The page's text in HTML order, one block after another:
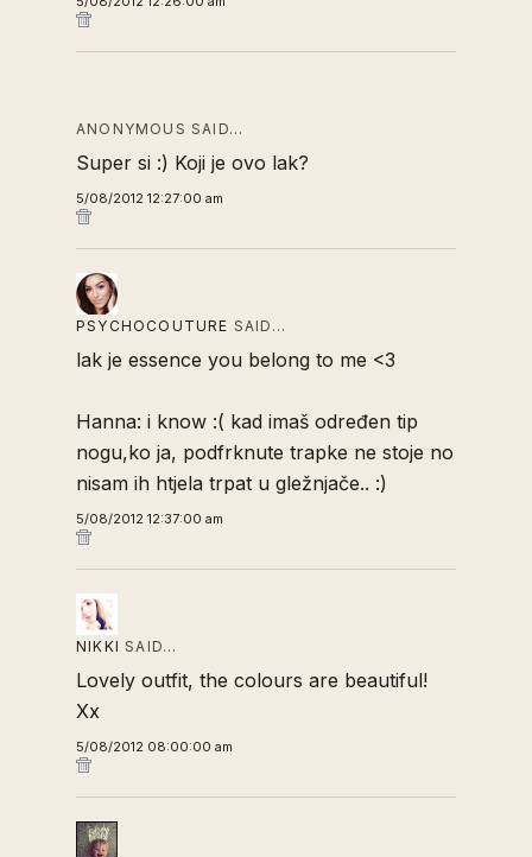
ANONYMOUS SAID…
Super si :) Koji je ovo lak?
5/08/2012 12:27:00 am
PSYCHOCOUTURE SAID…
lak je essence you belong to me <3
Hanna: i know :( kad imaš određen tip
nogu,ko ja, podfrknute trapke ne stoje no
nisam ih htjela trpat u gležnjače.. :)
5/08/2012 12:37:00 am
NIKKI SAID…
Lovely outfit, the colours are beautiful!
Xx
5/08/2012 08:00:00 am